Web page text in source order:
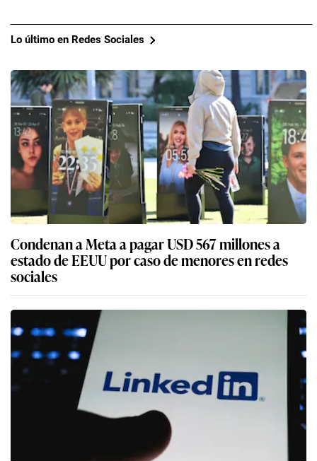
Lo último en Redes Sociales
Condenan a Meta a pagar USD 567 millones a
estado de EEUU por caso de menores en redes
sociales